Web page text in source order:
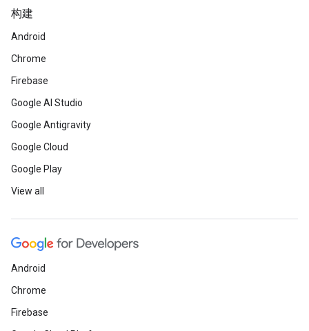
构建
Android
Chrome
Firebase
Google AI Studio
Google Antigravity
Google Cloud
Google Play
View all
Android
Chrome
Firebase